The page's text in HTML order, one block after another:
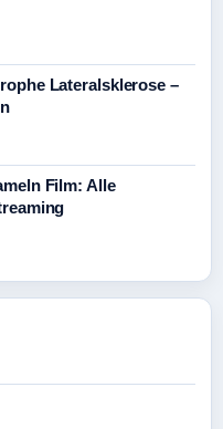
Lateralsklerose –
Film: Alle